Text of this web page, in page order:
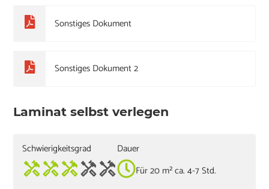
Sonstiges Dokument
Sonstiges Dokument 2
Laminat selbst verlegen
Schwierigkeitsgrad
Dauer
Für 20 m² ca. 4-7 Std.